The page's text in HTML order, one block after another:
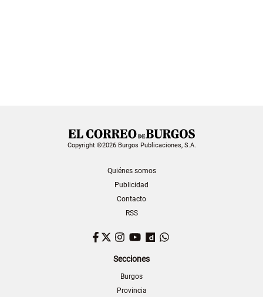
Copyright ©2026 Burgos Publicaciones, S.A.
Quiénes somos
Publicidad
Contacto
RSS
Facebook
TwitterInstagram
YouTubeDailymotion
Secciones
Burgos
Provincia